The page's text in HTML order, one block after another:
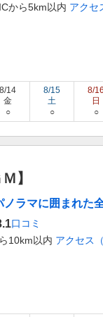
から5km以内 アクセ
8/14
金
○
8/15
土
○
8/16
日
○
】
ノラマに囲まれた
口コミ
10km以内 アクセス